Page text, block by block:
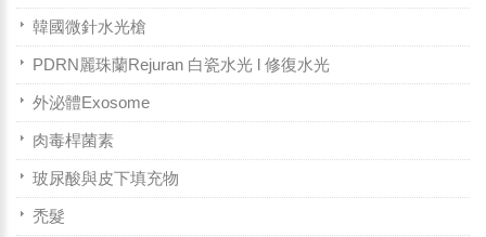
韓國微針水光槍
PDRN麗珠蘭Rejuran 白瓷水光 l 修復水光
外泌體Exosome
肉毒桿菌素
玻尿酸與皮下填充物
禿髮